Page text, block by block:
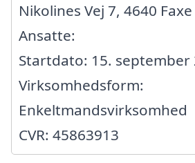
Nikolines Vej 7, 4640 Faxe
Ansatte:
Startdato: 15. september
Virksomhedsform:
Enkeltmandsvirksomhed
CVR: 45863913